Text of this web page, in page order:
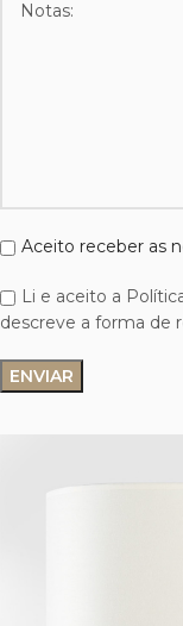
Aceito receber as
Li e aceito a
descreve a forma de